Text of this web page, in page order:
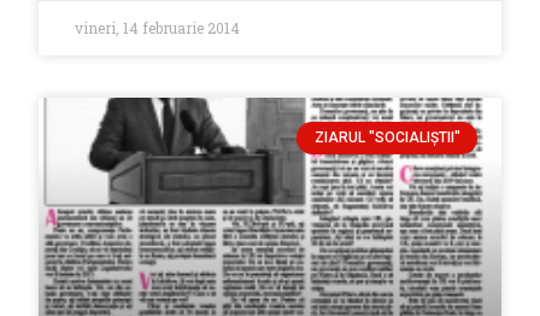
vineri, 14 februarie 2014
ZIARUL "SOCIALIŞTII"